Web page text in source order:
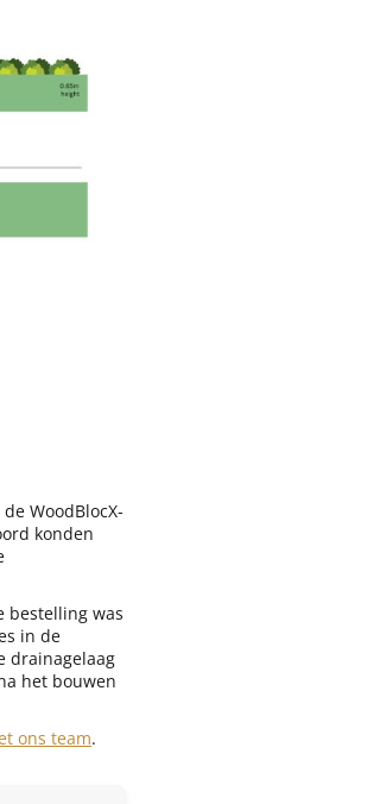
WoodBlocX-
konden
bestelling was
in de
drainagelaag
het bouwen
ons team.